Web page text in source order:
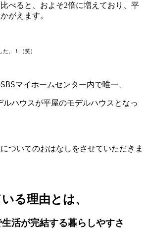
べると、およそ2倍に増えており、平
がえます。
、！（笑）
マイホームセンター内で唯一、
ハウスが平屋のモデルハウスとなっ
ついてのおはなしをさせていただきま
る理由とは、
活が完結する暮らしやすさ